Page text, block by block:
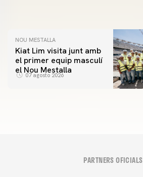
NOU MESTALLA
Kiat Lim visita junt amb
el primer equip masculí
el Nou Mestalla
07 agosto 2026
PARTNERS OFICIALS